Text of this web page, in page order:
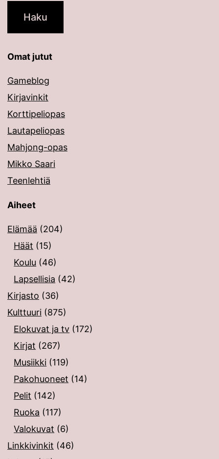
Omat jutut
Gameblog
Kirjavinkit
Korttipeliopas
Lautapeliopas
Mahjong-opas
Mikko Saari
Teenlehtiä
Aiheet
Elämää (204)
Häät (15)
Koulu (46)
Lapsellisia (42)
Kirjasto (36)
Kulttuuri (875)
Elokuvat ja tv (172)
Kirjat (267)
Musiikki (119)
Pakohuoneet (14)
Pelit (142)
Ruoka (117)
Valokuvat (6)
Linkkivinkit (46)